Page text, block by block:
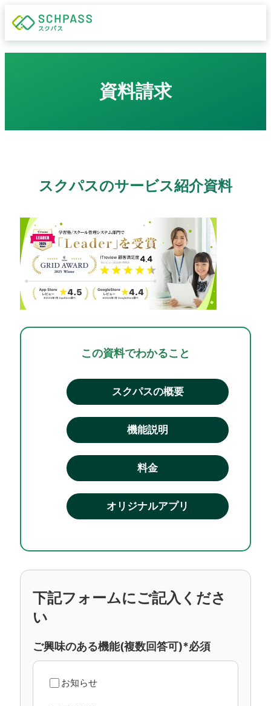
資料請求
スクパスのサービス紹介資料
この資料でわかること
スクパスの概要
機能説明
料金
オリジナルアプリ
下記フォームにご記入くださ
い
ご興味のある機能(複数回答可)*必須
お知らせ